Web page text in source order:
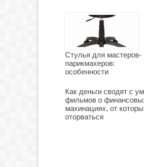
Стулья для мастеров-
парикмахеров:
особенности
Как деньги сводят с
фильмов о
махинациях, от
оторваться